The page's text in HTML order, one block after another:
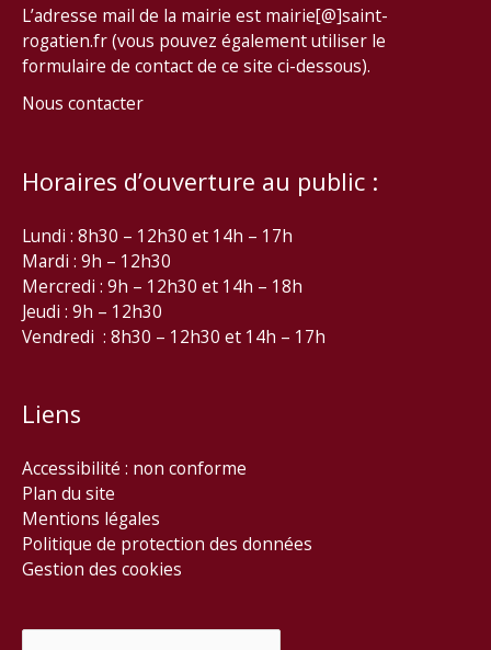
L’adresse mail de la mairie est mairie[@]saint-
rogatien.fr (vous pouvez également utiliser le
formulaire de contact de ce site ci-dessous).
Nous contacter
Horaires d’ouverture au public :
Lundi : 8h30 – 12h30 et 14h – 17h
Mardi : 9h – 12h30
Mercredi : 9h – 12h30 et 14h – 18h
Jeudi : 9h – 12h30
Vendredi : 8h30 – 12h30 et 14h – 17h
Liens
Accessibilité : non conforme
Plan du site
Mentions légales
Politique de protection des données
Gestion des cookies